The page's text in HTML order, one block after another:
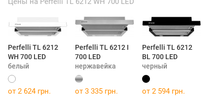
Perfelli TL 6212
WH 700 LED
белый
Perfelli TL 6212 I
700 LED
нержавейка
Perfelli TL 6212
BL 700 LED
черный
от 2 624 грн. от 3 335 грн. от 2 594 грн.